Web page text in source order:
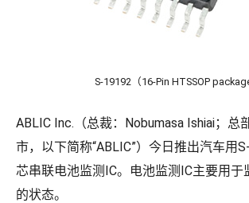
S-19192（16-Pin HTSSOP package
ABLIC Inc.（总裁：Nobumasa Ishiai；总
市，以下简称“ABLIC”）今日推出汽车用
芯串联电池监测IC。电池监测IC主要用于
的状态。